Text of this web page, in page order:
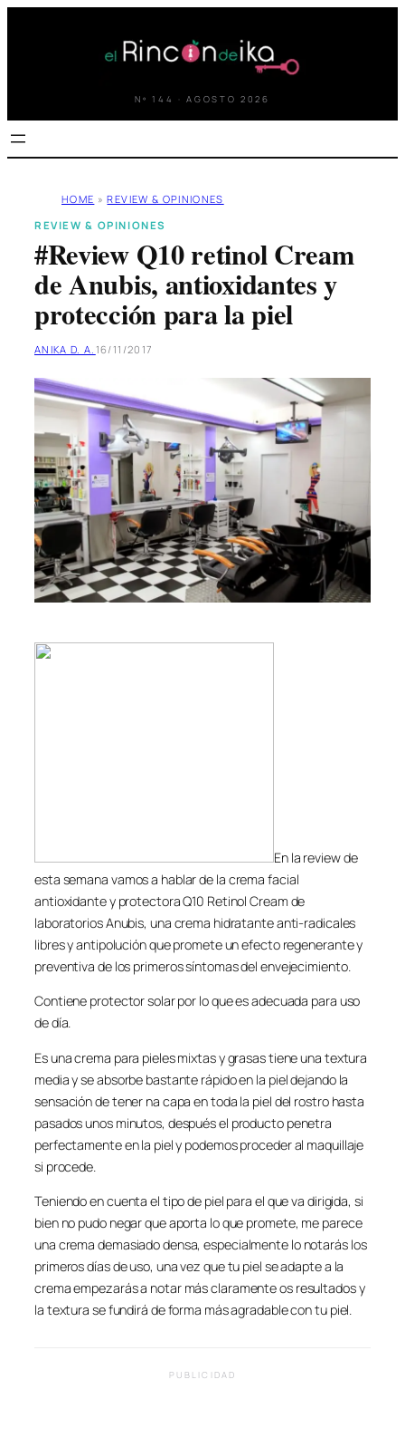
Nº 144 · AGOSTO 2026
HOME » REVIEW & OPINIONES
REVIEW & OPINIONES
#Review Q10 retinol Cream
de Anubis, antioxidantes y
protección para la piel
ANIKA D. A. 16/11/2017
En la review de
esta semana vamos a hablar de la crema facial
antioxidante y protectora Q10 Retinol Cream de
laboratorios Anubis, una crema hidratante anti-radicales
libres y antipolución que promete un efecto regenerante y
preventiva de los primeros síntomas del envejecimiento.
Contiene protector solar por lo que es adecuada para uso
de día.
Es una crema para pieles mixtas y grasas tiene una textura
media y se absorbe bastante rápido en la piel dejando la
sensación de tener na capa en toda la piel del rostro hasta
pasados unos minutos, después el producto penetra
perfectamente en la piel y podemos proceder al maquillaje
si procede.
Teniendo en cuenta el tipo de piel para el que va dirigida, si
bien no pudo negar que aporta lo que promete, me parece
una crema demasiado densa, especialmente lo notarás los
primeros días de uso, una vez que tu piel se adapte a la
crema empezarás a notar más claramente os resultados y
la textura se fundirá de forma más agradable con tu piel.
PUBLICIDAD